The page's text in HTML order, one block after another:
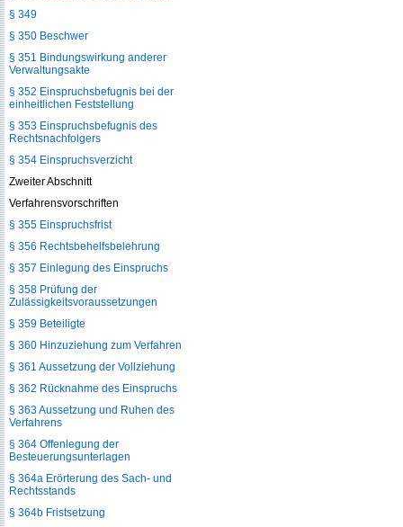
§ 349
§ 350 Beschwer
§ 351 Bindungswirkung anderer
Verwaltungsakte
§ 352 Einspruchsbefugnis bei der
einheitlichen Feststellung
§ 353 Einspruchsbefugnis des
Rechtsnachfolgers
§ 354 Einspruchsverzicht
Zweiter Abschnitt
Verfahrensvorschriften
§ 355 Einspruchsfrist
§ 356 Rechtsbehelfsbelehrung
§ 357 Einlegung des Einspruchs
§ 358 Prüfung der
Zulässigkeitsvoraussetzungen
§ 359 Beteiligte
§ 360 Hinzuziehung zum Verfahren
§ 361 Aussetzung der Vollziehung
§ 362 Rücknahme des Einspruchs
§ 363 Aussetzung und Ruhen des
Verfahrens
§ 364 Offenlegung der
Besteuerungsunterlagen
§ 364a Erörterung des Sach- und
Rechtsstands
§ 364b Fristsetzung